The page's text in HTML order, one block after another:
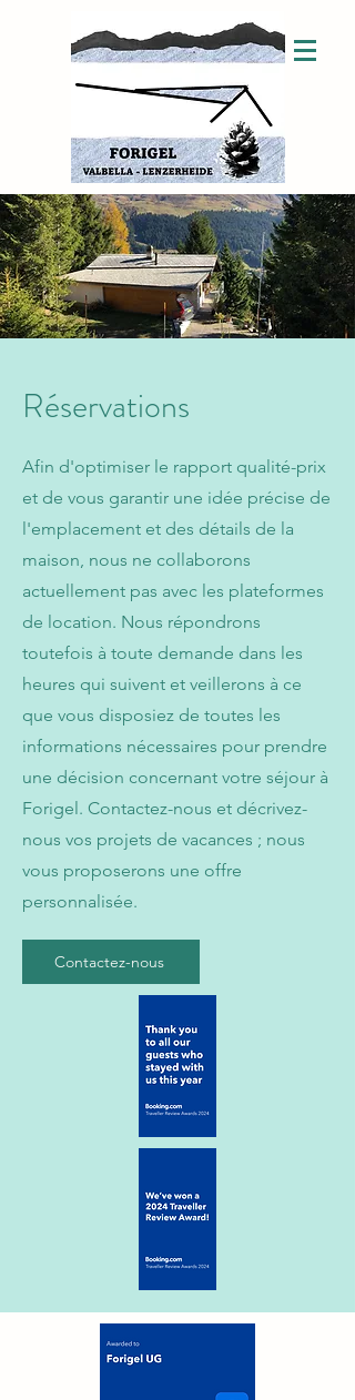
Réservations
Afin d'optimiser le rapport qualité-prix
et de vous garantir une idée précise de
l'emplacement et des détails de la
maison, nous ne collaborons
actuellement pas avec les plateformes
de location. Nous répondrons
toutefois à toute demande dans les
heures qui suivent et veillerons à ce
que vous disposiez de toutes les
informations nécessaires pour prendre
une décision concernant votre séjour à
Forigel. Contactez-nous et décrivez-
nous vos projets de vacances ; nous
vous proposerons une offre
personnalisée.
Contactez-nous